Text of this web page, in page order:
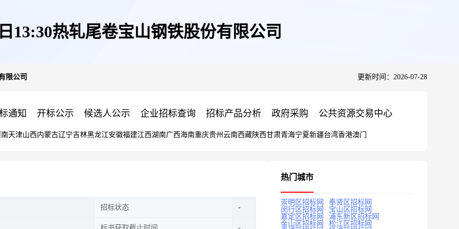
13:30热轧尾卷宝山钢铁股份有限公司
限公司 更新时间：2026-07-28
通知 开标公示 候选人公示 企业招标查询 招标产品分析 政府采购 公共资源交易中心
天津山西内蒙古辽宁吉林黑龙江安徽福建江西湖南广西海南重庆贵州 云南西藏陕西甘肃青海宁夏新疆台湾香港澳门
招标状态
热门城市
崇明区招标网
奉贤区招标网
闵行区招标网
宝山区招标网
嘉定区招标网
浦东新区招标网
金山区招标网
松江区招标网